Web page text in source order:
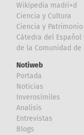
Wikipedia madri+d
Ciencia y Cultura
Ciencia y Patrimonio
Cátedra del
de la Comunidad de
Notiweb
Portada
Noticias
Inverosímiles
Analisis
Entrevistas
Blogs